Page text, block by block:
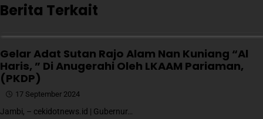
Berita Terkait
Gelar Adat Sutan Rajo Alam Nan Kuniang “Al
Haris, ” Di Anugerahi Oleh LKAAM Pariaman,
(PKDP)
17 September 2024
Jambi, – cekidotnews.id | Gubernur…